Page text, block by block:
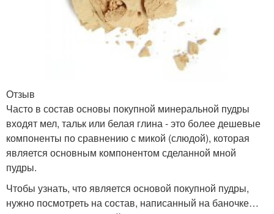
Отзыв
Часто в состав основы покупной минеральной пудры
входят мел, тальк или белая глина - это более дешевые
компоненты по сравнению с микой (слюдой), которая
является основным компонентом сделанной мной
пудры.
Чтобы узнать, что является основой покупной пудры,
нужно посмотреть на состав, написанный на баночке…